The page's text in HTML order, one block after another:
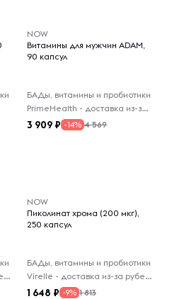
NOW
Витамины для мужчин ADAM,
90 капсул
БАДы, витамины и пробиотики
PrimeHealth - доставка из-за рубежа
3 909 -14% 4 569
Virelle - доставка из-за рубежа
NOW
Пиколинат хрома (200 мкг),
250 капсул
БАДы, витамины и пробиотики
Virelle - доставка из-за рубежа
1 648 -9% 1 813